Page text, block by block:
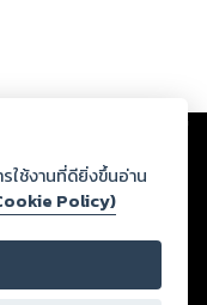
กฏว่าละเมิดสิทธิใน
ละศีลธรรม ดังนั้น ผู้อ่าน
อง และหากท่านพบว่าส่วน
งบริษัท เพื่อทีมงานจะได้
สิทธิ์ตามพระราชบัญญัติ
ใช้งานที่ดียิ่งขึ้นอ่าน
Policy)